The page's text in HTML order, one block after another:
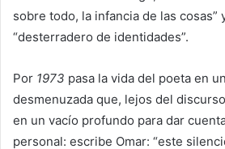
sobre todo, la infancia de las cosas”
“desterradero de identidades”.
Por 1973 pasa la vida del poeta en
desmenuzada que, lejos del
en un vacío profundo para dar
personal: escribe Omar: “este